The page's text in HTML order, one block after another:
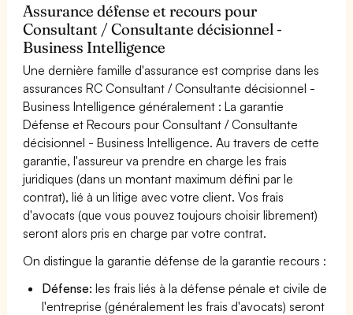
Assurance défense et recours pour
Consultant / Consultante décisionnel -
Business Intelligence
Une dernière famille d'assurance est comprise dans les
assurances RC Consultant / Consultante décisionnel -
Business Intelligence généralement : La garantie
Défense et Recours pour Consultant / Consultante
décisionnel - Business Intelligence. Au travers de cette
garantie, l'assureur va prendre en charge les frais
juridiques (dans un montant maximum défini par le
contrat), lié à un litige avec votre client. Vos frais
d'avocats (que vous pouvez toujours choisir librement)
seront alors pris en charge par votre contrat.
On distingue la garantie défense de la garantie recours :
Défense: les frais liés à la défense pénale et civile de
l'entreprise (généralement les frais d'avocats) seront